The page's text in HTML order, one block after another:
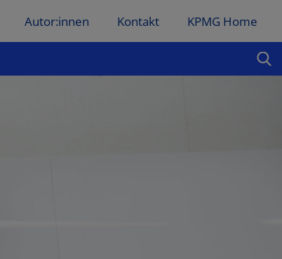
Autor:innen Kontakt KPMG Home